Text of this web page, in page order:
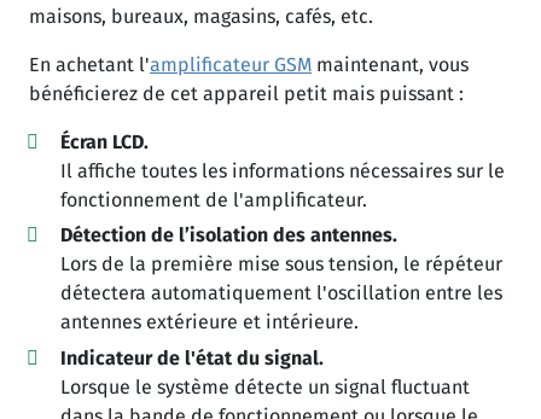
maisons, bureaux, magasins, cafés, etc.
En achetant l'amplificateur GSM maintenant, vous
bénéficierez de cet appareil petit mais puissant :
Écran LCD.
Il affiche toutes les informations nécessaires sur le
fonctionnement de l'amplificateur.
Détection de l’isolation des antennes.
Lors de la première mise sous tension, le répéteur
détectera automatiquement l'oscillation entre les
antennes extérieure et intérieure.
Indicateur de l'état du signal.
Lorsque le système détecte un signal fluctuant